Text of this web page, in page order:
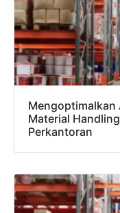
Mengoptimalkan
Material
Perkantoran